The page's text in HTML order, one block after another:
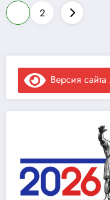
Пагинация
2
Версия